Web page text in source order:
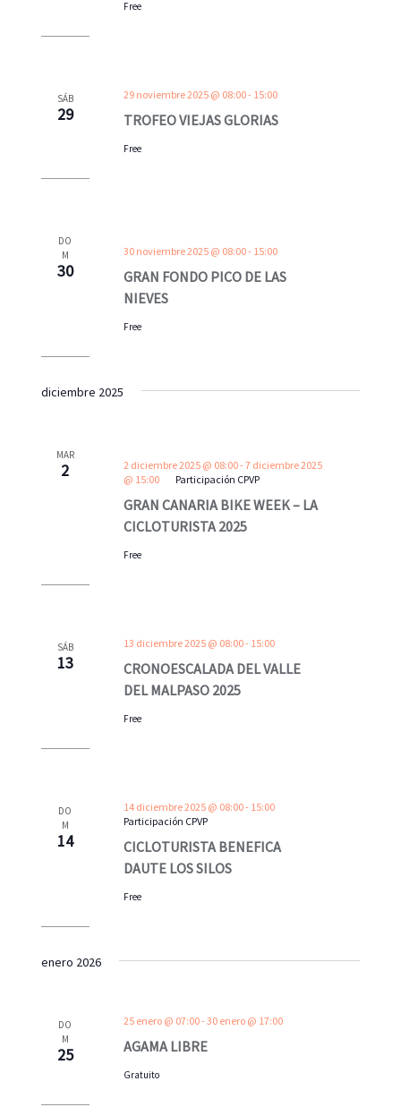
Free
SÁB
29 TROFEO VIEJAS GLORIAS
29 noviembre 2025 @ 08:00- 15:00
Free
DO
M
30
GRAN FONDO PICO DE LAS
NIEVES
30 noviembre 2025 @ 08:00- 15:00
Free
diciembre 2025
MAR
2
GRAN CANARIA BIKE WEEK – LA
CICLOTURISTA 2025
2 diciembre 2025 @ 08:00-7 diciembre 2025
@ 15:00
Participación CPVP
Free
SÁB
13
CRONOESCALADA DEL VALLE
DEL MALPASO 2025
13 diciembre 2025 @ 08:00- 15:00
Free
DO
M
14
CICLOTURISTA BENEFICA
DAUTE LOS SILOS
14 diciembre 2025 @ 08:00- 15:00
Participación CPVP
Free
enero 2026
DO
M
25 AGAMA LIBRE
25 enero @ 07:00-30 enero @ 17:00
Gratuito